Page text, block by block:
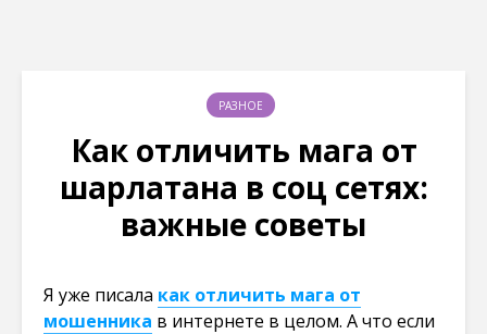
РАЗНОЕ
Как отличить мага от
шарлатана в соц сетях:
важные советы
Я уже писала как отличить мага от
мошенника в интернете в целом. А что если